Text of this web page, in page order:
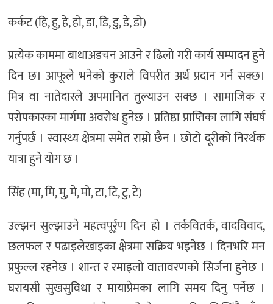
कर्कट (हि, हु, हे, हो, डा, डि, डु, डे, डो)
प्रत्येक काममा बाधाअडचन आउने र ढिलो गरी कार्य सम्पादन हुने
दिन छ। आफूले भनेको कुराले विपरीत अर्थ प्रदान गर्न सक्छ।
मित्र वा नातेदारले अपमानित तुल्याउन सक्छ । सामाजिक र
परोपकारका मार्गमा अवरोध हुनेछ । प्रतिष्ठा प्राप्तिका लागि संघर्ष
गर्नुपर्छ । स्वास्थ्य क्षेत्रमा समेत राम्रो छैन । छोटो दूरीको निरर्थक
यात्रा हुने योग छ ।
सिंह (मा, मि, मु, मे, मो, टा, टि, टु, टे)
उल्झन सुल्झाउने महत्वपूर्र्ण दिन हो । तर्कवितर्क, वादविवाद,
छलफल र पढाइलेखाइका क्षेत्रमा सक्रिय भइनेछ । दिनभरि मन
प्रफुल्ल रहनेछ । शान्त र रमाइलो वातावरणको सिर्जना हुनेछ ।
घरायसी सुखसुविधा र मायाप्रेमका लागि समय दिनु पर्नेछ ।